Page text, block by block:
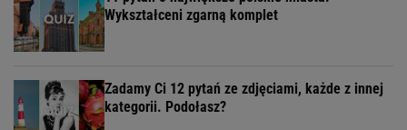
Wykształceni zgarną komplet
Zadamy Ci 12 pytań ze zdjęciami, każde z innej
kategorii. Podołasz?